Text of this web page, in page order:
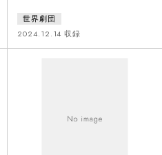
ル・ベケットの『ゴドーを待ちな
がら』をモチーフに描く、世界劇
団版ベケット！そこには二人の浮
世界劇団
2024.12.14 収録